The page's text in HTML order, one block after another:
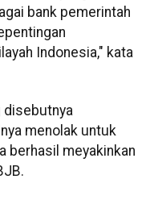
bank pemerintah
Indonesia," kata
disebutnya
menolak untuk
berhasil meyakinkan